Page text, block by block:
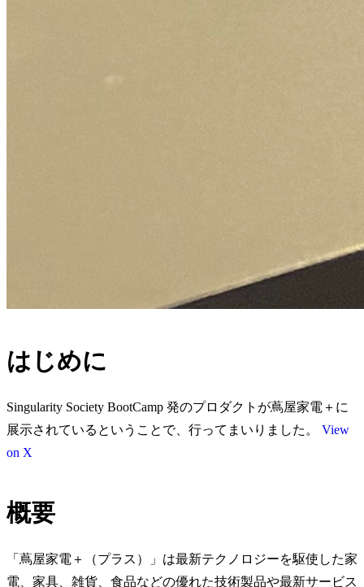
はじめに
Singularity Society BootCamp 発のプロダクトが蔦屋家電＋に
展示されているということで、行ってまいりました。 View
on X
概要
「蔦屋家電＋（プラス）」は最新テクノロジーを駆使した家
電、家具、雑貨、食品などの優れた技術製品や最新サービス